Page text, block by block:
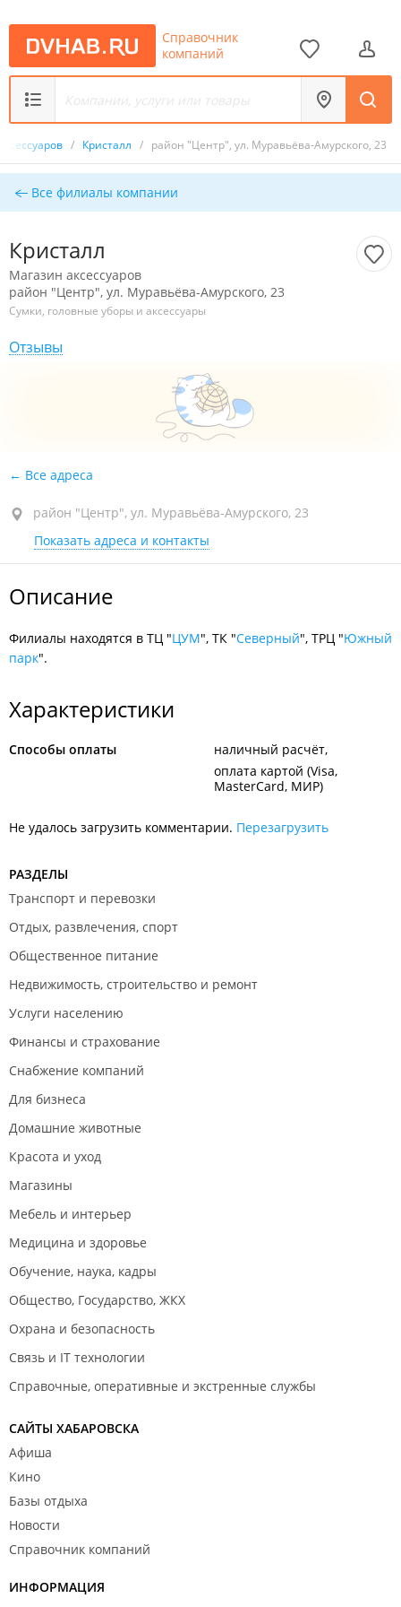
Справочник
компаний
/ Кристалл / район "Центр", ул. Муравьёва-Амурского, 23
Все филиалы компании
Кристалл
Магазин аксессуаров
район "Центр", ул. Муравьёва-Амурского, 23
Сумки, головные уборы и аксессуары
Отзывы
Все адреса
район "Центр", ул. Муравьёва-Амурского, 23
Показать адреса и контакты
Описание
Филиалы находятся в ТЦ "ЦУМ", ТК "Северный", ТРЦ "Южный
парк".
Характеристики
Способы оплаты
наличный расчёт
оплата картой (Visa,
MasterCard, МИР)
Не удалось загрузить комментарии. Перезагрузить
РАЗДЕЛЫ
Транспорт и перевозки
Отдых, развлечения, спорт
Общественное питание
Недвижимость, строительство и ремонт
Услуги населению
Финансы и страхование
Снабжение компаний
Для бизнеса
Домашние животные
Красота и уход
Магазины
Мебель и интерьер
Медицина и здоровье
Обучение, наука, кадры
Общество, Государство, ЖКХ
Охрана и безопасность
Связь и IT технологии
Справочные, оперативные и экстренные службы
САЙТЫ ХАБАРОВСКА
Афиша
Кино
Базы отдыха
Новости
Справочник компаний
ИНФОРМАЦИЯ